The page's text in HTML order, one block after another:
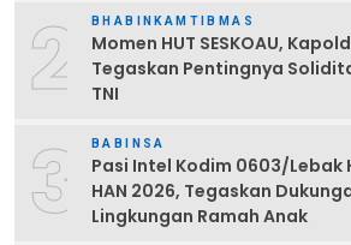
2 BHABINKAMTIBMAS
Momen HUT SESKOAU,
Tegaskan Pentingnya
TNI
3 BABINSA
Pasi Intel Kodim 0603/
HAN 2026, Tegaskan
Lingkungan Ramah Anak